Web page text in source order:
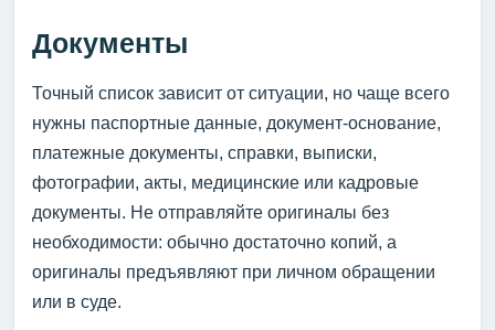
Документы
Точный список зависит от ситуации, но чаще всего
нужны паспортные данные, документ-основание,
платежные документы, справки, выписки,
фотографии, акты, медицинские или кадровые
документы. Не отправляйте оригиналы без
необходимости: обычно достаточно копий, а
оригиналы предъявляют при личном обращении
или в суде.